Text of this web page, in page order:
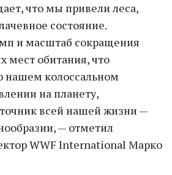
что мы привели леса,
состояние.
и масштаб сокращения
мест обитания, что
нашем колоссальном
на планету,
всей нашей жизни —
— отметил
WWF International Марко